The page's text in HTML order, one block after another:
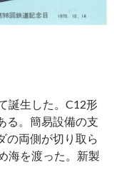
誕生した。C12形
る。簡易設備の支
の両側が切り取ら
海を渡った。新製